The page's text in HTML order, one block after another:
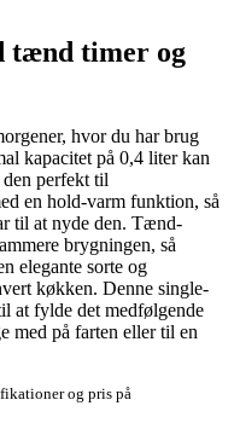
tænd timer og
hvor du har brug
kapacitet på 0,4 liter kan
perfekt til
en hold-varm funktion, så
til at nyde den. Tænd-
brygningen, så
elegante sorte og
køkken. Denne single-
at fylde det medfølgende
med på farten eller til en
og pris på